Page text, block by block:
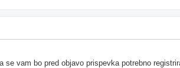
vam bo pred objavo prispevka potrebno